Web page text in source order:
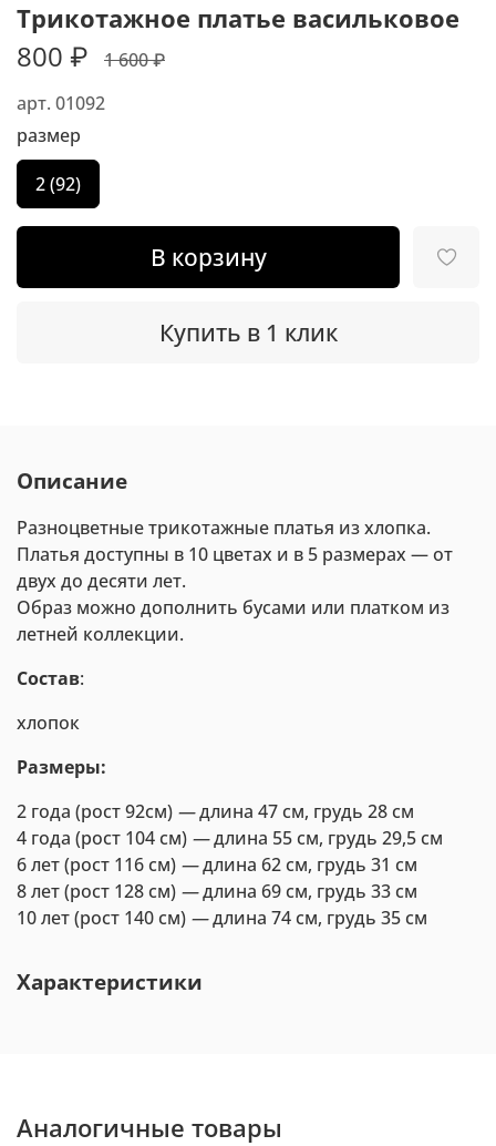
арт. 01092
Трикотажное платье васильковое
800 ₽ 1 600 ₽
В корзину
Купить в 1 клик
размер
2 (92)
Описание
Разноцветные трикотажные платья из хлопка.
Платья доступны в 10 цветах и в 5 размерах — от
двух до десяти лет.
Образ можно дополнить бусами или платком из
летней коллекции.
Состав:
хлопок
Размеры:
2 года (рост 92см) —длина 47 см, грудь 28 см
4 года (рост 104 см) —длина 55 см, грудь 29,5 см
6 лет (рост 116 см) —длина 62 см, грудь 31 см
8 лет (рост 128 см) —длина 69 см, грудь 33 см
10 лет (рост 140 см) —длина 74 см, грудь 35 см
Характеристики
Аналогичные товары